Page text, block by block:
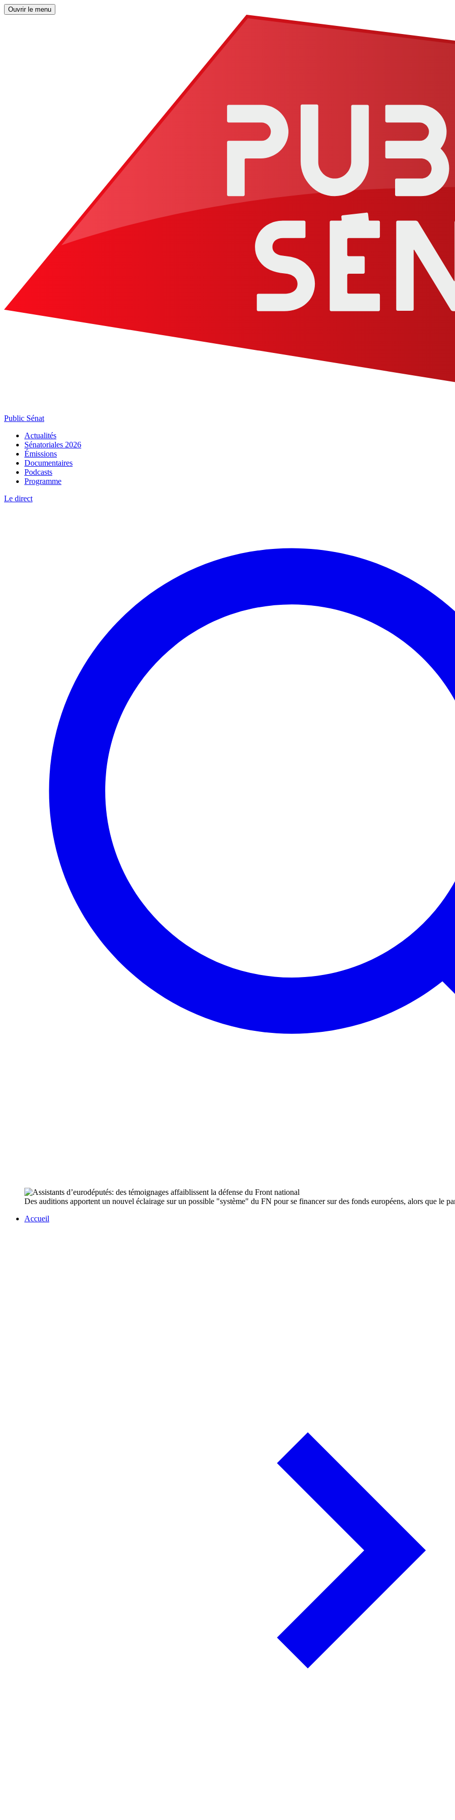
Ouvrir le menu
Public Sénat
Actualités
Sénatoriales 2026
Émissions
Documentaires
Podcasts
Programme
Le direct
Des auditions apportent un nouvel éclairage sur un possible "système" du FN pour se financer sur des fonds européens, alors que le
Accueil